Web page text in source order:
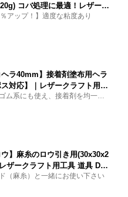
コバ処理に最適！レザーク
ザー 革 工具 道具 手縫い ハン
グ コバ仕上げ剤 コバ コバ磨
％アップ！】適度な粘度あり
ヘラ40mm】接着剤塗布用ヘラ
ス対応】｜レザークラフト用工
レザー 革 皮革 手作り ハン
ム系にも使え、接着剤を均一に
ができます
ウ】麻糸のロウ引き用(30x30x2
ザークラフト用工具 道具 DIY
皮革 手作り ハンドメイド ハ
ング
（麻糸）と一緒にお使い下さい